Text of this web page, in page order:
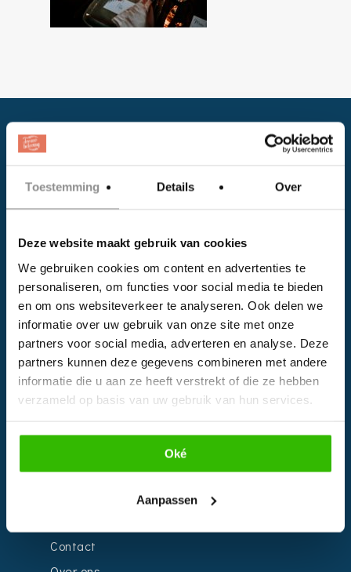
Toestemming Details Over
Deze website maakt gebruik van cookies
We gebruiken cookies om content en advertenties te
personaliseren, om functies voor social media te bieden
en om ons websiteverkeer te analyseren. Ook delen we
informatie over uw gebruik van onze site met onze
partners voor social media, adverteren en analyse. Deze
partners kunnen deze gegevens combineren met andere
informatie die u aan ze heeft verstrekt of die ze hebben
verzameld op basis van uw gebruik van hun services.
Oké
Aanpassen
Facebook
Instagram
EVENTS
Kalender
Bedrijven
Impressie
Weddingplanner
Contact